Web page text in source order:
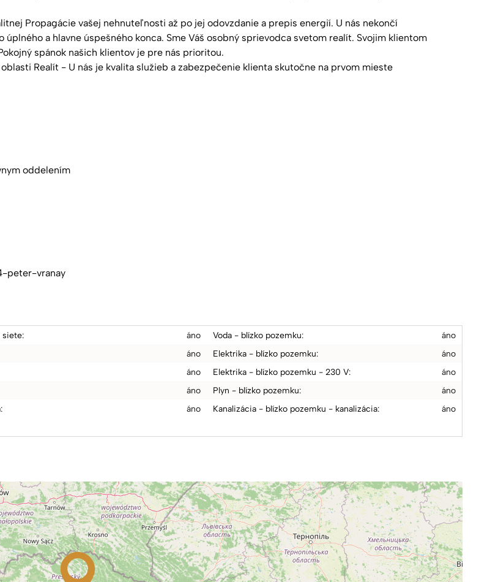
Propagácie vašej nehnuteľnosti až po jej odovzdanie a prepis energií. U nás nekončí
a hlavne úspešného konca. Sme Váš osobný sprievodca svetom realít. Svojim klientom
spánok našich klientov je pre nás prioritou.
Realít - U nás je kvalita služieb a zabezpečenie klienta skutočne na prvom mieste
oddelením
peter-vranay
siete:
áno
áno
áno
áno
áno
Voda - blízko pozemku:
áno
Elektrika - blízko pozemku:
áno
Elektrika - blízko pozemku - 230 V:
áno
Plyn - blízko pozemku:
áno
Kanalizácia - blízko pozemku - kanalizácia:
áno